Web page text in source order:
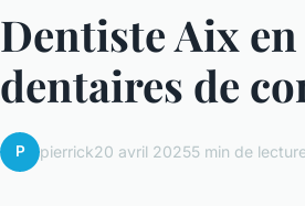
Dentiste Aix
dentaires de
P pierrick20 avril 20255 min de